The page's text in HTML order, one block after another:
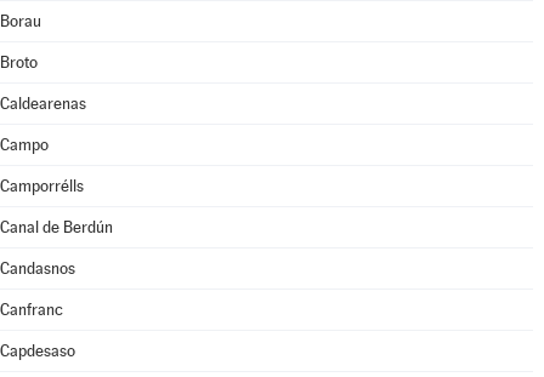
Borau
Broto
Caldearenas
Campo
Camporrélls
Canal de Berdún
Candasnos
Canfranc
Capdesaso